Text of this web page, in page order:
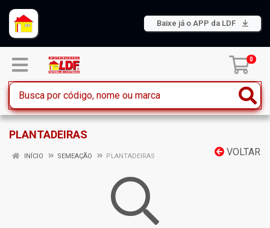
Baixe já o APP da LDF
0
PLANTADEIRAS
VOLTAR
INÍCIO SEMEAÇÃO PLANTADEIRAS